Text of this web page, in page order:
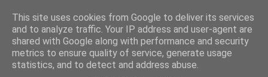
This site uses cookies from Google to deliver its services
and to analyze traffic. Your IP address and user-agent are
shared with Google along with performance and security
metrics to ensure quality of service, generate usage
statistics, and to detect and address abuse.